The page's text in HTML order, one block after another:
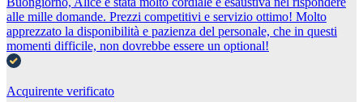
alle mille domande. Prezzi competitivi e servizio ottimo! Molto
apprezzato la disponibilità e pazienza del personale, che in questi
momenti difficile, non dovrebbe essere un optional!
Acquirente verificato